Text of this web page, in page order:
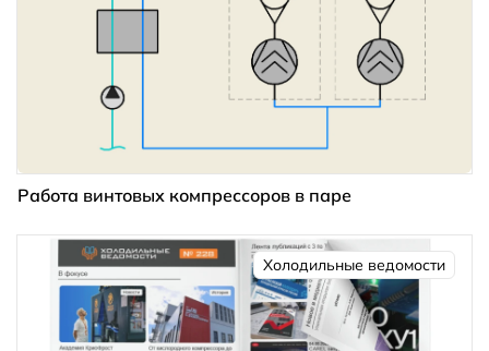
Работа винтовых компрессоров в паре
Холодильные ведомости